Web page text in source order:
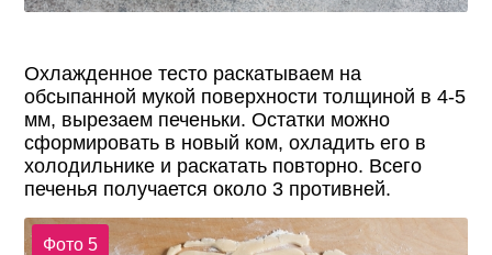
Охлажденное тесто раскатываем на
обсыпанной мукой поверхности толщиной в 4-5
мм, вырезаем печеньки. Остатки можно
сформировать в новый ком, охладить его в
холодильнике и раскатать повторно. Всего
печенья получается около 3 противней.
Фото 5